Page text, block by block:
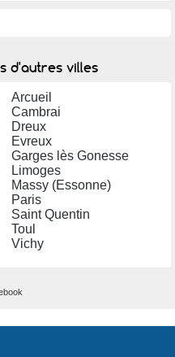
d'autres villes
Arcueil
Cambrai
Dreux
Evreux
Garges lès Gonesse
Limoges
Massy (Essonne)
Paris
Saint Quentin
Toul
Vichy